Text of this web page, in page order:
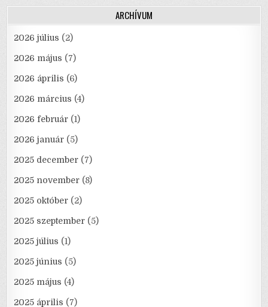
ARCHÍVUM
2026 július (2)
2026 május (7)
2026 április (6)
2026 március (4)
2026 február (1)
2026 január (5)
2025 december (7)
2025 november (8)
2025 október (2)
2025 szeptember (5)
2025 július (1)
2025 június (5)
2025 május (4)
2025 április (7)